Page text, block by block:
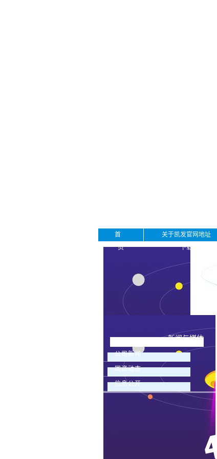
首
页
关于凯发官网地址
下载
新闻与媒体
公司新闻
国资动态
信息公开